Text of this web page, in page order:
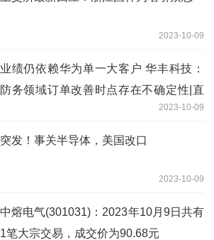
2023-10-09
业绩仍依赖华为单一大客户 华丰科技：
防务领域订单改善时点存在不确定性|直
2023-10-09
突发！事关半导体，美国改口
2023-10-09
中熔电气(301031)：2023年10月9日共有
1笔大宗交易，成交价为90.68元